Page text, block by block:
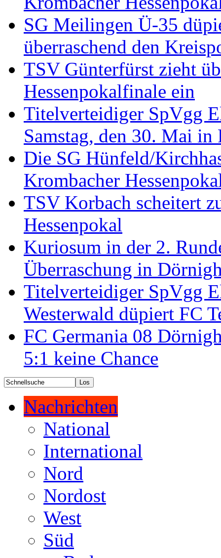
SG Meilingen Ü-35
überraschend den
TSV Günterfürst zieht
Hessenpokalfinale ein
Titelverteidiger SpVgg
Samstag, den 30. Mai in
Die SG Hünfeld/
Krombacher
TSV Korbach scheitert
Hessenpokal
Kuriosum in der 2.
Überraschung in
Titelverteidiger SpVgg
Westerwald düpiert FC
FC Germania 08
5:1 keine Chance
Nachrichten
National
International
Nord
Nordost
West
Süd